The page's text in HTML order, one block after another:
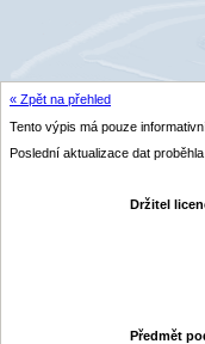
« Zpět na přehled
Tento výpis má pouze
Poslední aktualizace dat
Držitel
Předmět